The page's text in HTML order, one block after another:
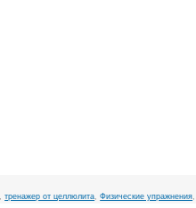
,тренажер от целлюлита ,Физические упражнения